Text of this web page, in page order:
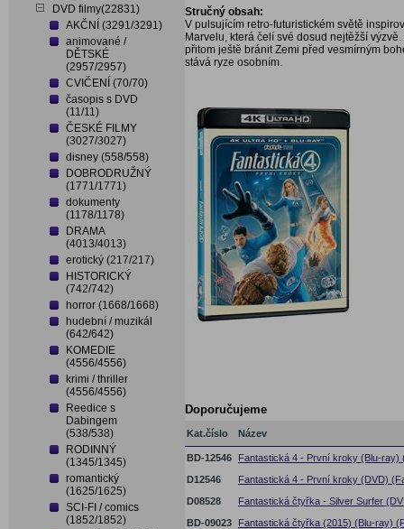
DVD filmy(22831)
AKČNÍ (3291/3291)
animované /
DĚTSKÉ
(2957/2957)
CVIČENÍ (70/70)
časopis s DVD
(11/11)
ČESKÉ FILMY
(3027/3027)
disney (558/558)
DOBRODRUŽNÝ
(1771/1771)
dokumenty
(1178/1178)
DRAMA
(4013/4013)
erotický (217/217)
HISTORICKÝ
(742/742)
horror (1668/1668)
hudební / muzikál
(642/642)
KOMEDIE
(4556/4556)
krimi / thriller
(4556/4556)
Reedice s
Dabingem
(538/538)
RODINNÝ
(1345/1345)
romantický
(1625/1625)
SCI-FI / comics
(1852/1852)
Stručný obsah:
V pulsujícím retro-futuristickém světě
Marvelu, která čelí své dosud nejtěžší
přitom ještě bránit Zemi před vesmírným
stává ryze osobním.
Doporučujeme
Kat.číslo Název
BD-12546
Fantastická 4 - První kroky (Blu-ray)
D12546
Fantastická 4 - První kroky (DVD)
D08528
Fantastická čtyřka - Silver Surfer
BD-09023
Fantastická čtyřka (2015) (Blu-ray)